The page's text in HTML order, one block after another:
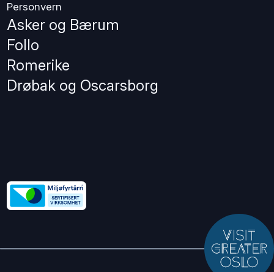
Personvern
Asker og Bærum
Follo
Romerike
Drøbak og Oscarsborg